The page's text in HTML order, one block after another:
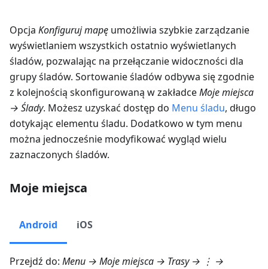
Opcja Konfiguruj mapę umożliwia szybkie zarządzanie
wyświetlaniem wszystkich ostatnio wyświetlanych
śladów, pozwalając na przełączanie widoczności dla
grupy śladów. Sortowanie śladów odbywa się zgodnie
z kolejnością skonfigurowaną w zakładceMoje miejsca
→ Ślady. Możesz uzyskać dostęp do Menu śladu, długo
dotykając elementu śladu. Dodatkowo w tym menu
można jednocześnie modyfikować wygląd wielu
zaznaczonych śladów.
Moje miejsca
Android iOS
Przejdź do: Menu → Moje miejsca → Trasy→ ⋮ →